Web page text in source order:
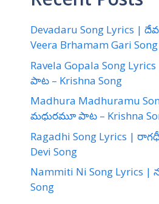
Devadaru Song Lyrics |
Veera Brhamam Gari Song
Ravela Gopala Song
పాట – Krishna Song
Madhura Madhuramu
మధురమూ పాట – Krishna
Ragadhi Song Lyrics |
Devi Song
Nammiti Ni Song Lyrics
Song